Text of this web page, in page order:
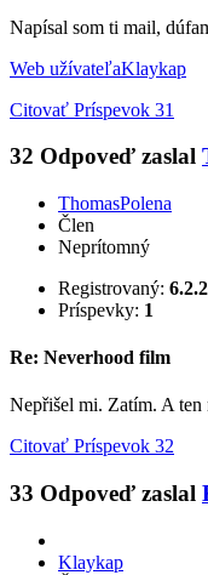
Napísal som ti mail,
Web užívateľaKlaykap
Citovať Príspevok 31
32 Odpoveď zaslal
ThomasPolena
Člen
Neprítomný
Registrovaný:
Príspevky: 1
Re: Neverhood film
Nepřišel mi. Zatím. A
Citovať Príspevok 32
33 Odpoveď zaslal
Klaykap